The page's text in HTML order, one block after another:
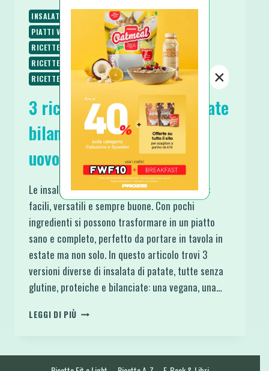
INSALATE PIATTI FREDDI
PIATTI UNICI
PIATTI VELOCI
RICETTE
RICETTE PROTEICHE
RICETTE SALATE
RICETTE SENZA BURRO
RICETTE SENZA GLUTINE
RICETTE VEGANE
RICETTE VEGETARIANE
3 ricette di insalata di patate
bilanciate: vegana, pollo e
uovo
Le insalate di patate sono un grande classico:
facili, versatili e sempre buone. Con pochi
ingredienti si possono trasformare in un piatto
sano e completo, perfetto da portare in tavola in
estate ma non solo. In questo articolo trovi 3
versioni diverse di insalata di patate, tutte senza
glutine, proteiche e bilanciate: una vegana, una…
LEGGI DI PIÙ
×